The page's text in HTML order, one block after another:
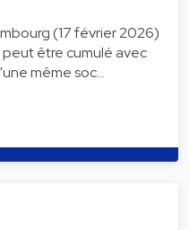
(17 février 2026)
être cumulé avec
même soc…